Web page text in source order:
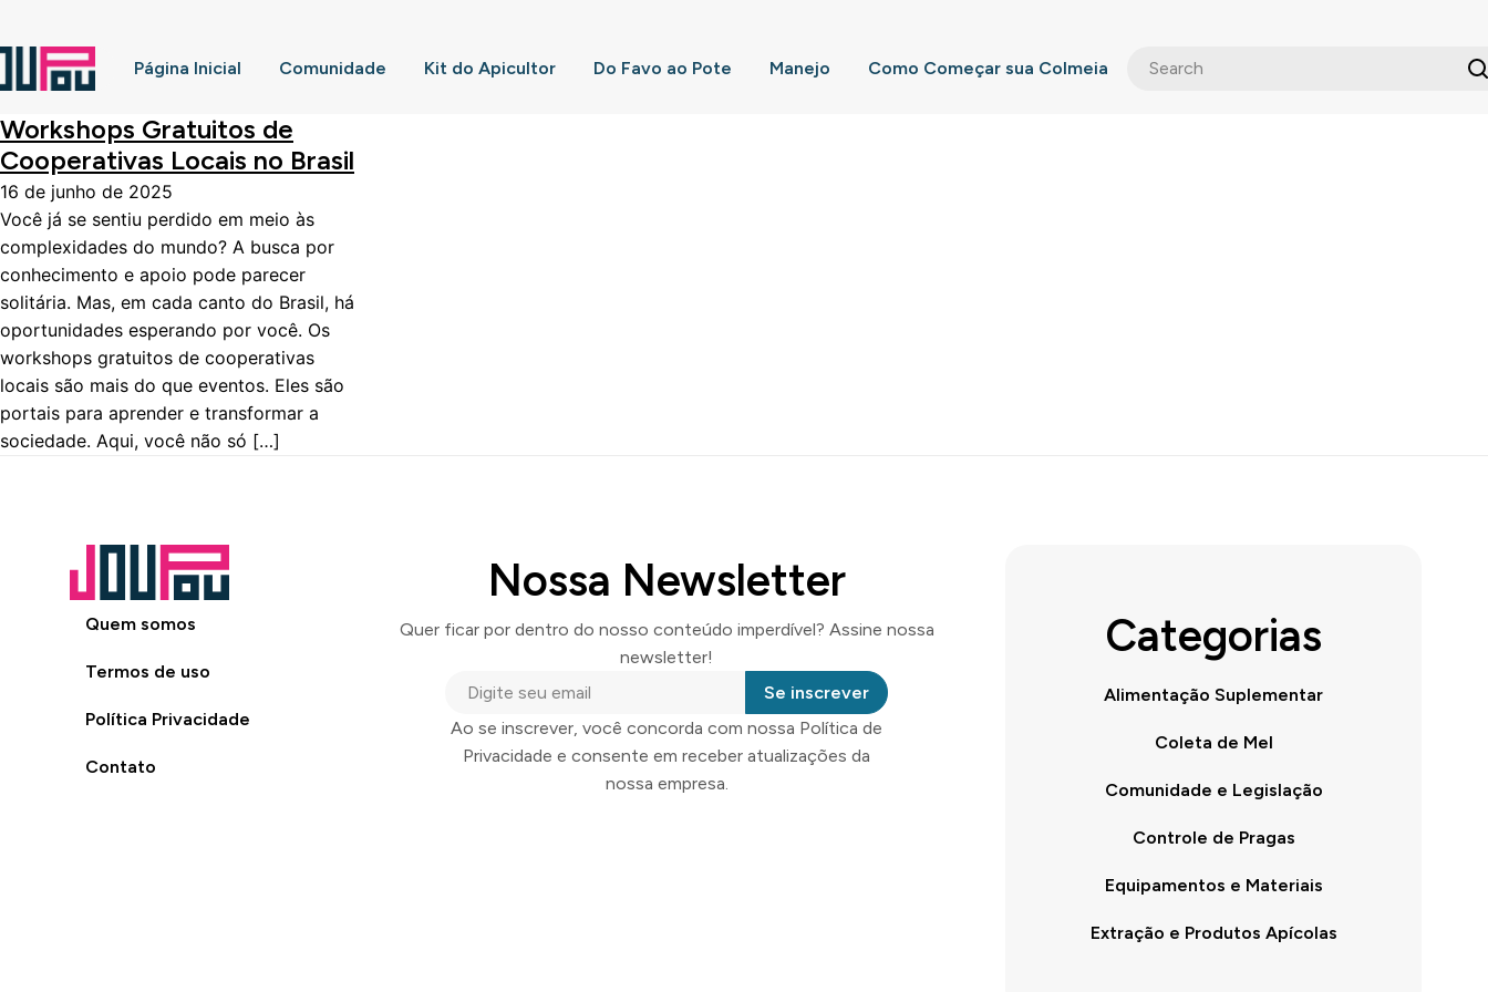
Página Inicial Comunidade Kit do Apicultor Do Favo ao Pote Manejo Como Começar sua Colmeia
Workshops Gratuitos de
Cooperativas Locais no Brasil
16 de junho de 2025
Você já se sentiu perdido em meio às
complexidades do mundo? A busca por
conhecimento e apoio pode parecer
solitária. Mas, em cada canto do Brasil, há
oportunidades esperando por você. Os
workshops gratuitos de cooperativas
locais são mais do que eventos. Eles são
portais para aprender e transformar a
sociedade. Aqui, você não só […]
Quem somos
Termos de uso
Política Privacidade
Contato
Nossa Newsletter
Quer ficar por dentro do nosso conteúdo imperdível? Assine nossa
newsletter!
Se inscrever
Ao se inscrever, você concorda com nossa Política de
Privacidade e consente em receber atualizações da
nossa empresa.
Categorias
Alimentação Suplementar
Coleta de Mel
Comunidade e Legislação
Controle de Pragas
Equipamentos e Materiais
Extração e Produtos Apícolas